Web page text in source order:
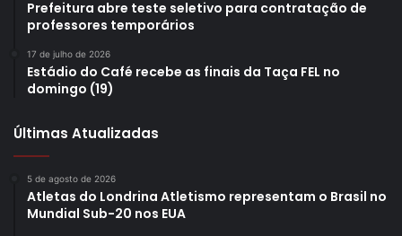
setores. “O museu atua como um “gatilho de memória”
para a população local e é resultado de um projeto de dez
anos que integra pesquisa acadêmica, preservação
histórica e a extensão universitária”, afirmou.
O projeto conta ainda com o
oferecendo ainda uma diversidade de recursos
educacionais voltados para professores e alunos.
Prefeitura abre teste seletivo para contratação de
professores temporários
17 de julho de 2026
Estádio do Café recebe as finais da Taça FEL no
domingo (19)
Últimas Atualizadas
5 de agosto de 2026
Atletas do Londrina Atletismo representam o Brasil no
Mundial Sub-20 nos EUA